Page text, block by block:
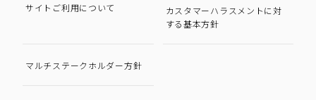
サイトご利用について
カスタマーハラスメントに対
する基本方針
マルチステークホルダー方針